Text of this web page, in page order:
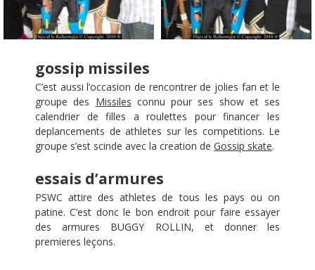
gossip missiles
C’est aussi l’occasion de rencontrer de jolies fan et le
groupe des Missiles connu pour ses show et ses
calendrier de filles a roulettes pour financer les
deplancements de athletes sur les competitions. Le
groupe s’est scinde avec la creation de Gossip skate.
essais d’armures
PSWC attire des athletes de tous les pays ou on
patine. C’est donc le bon endroit pour faire essayer
des armures BUGGY ROLLIN, et donner les
premieres leçons.